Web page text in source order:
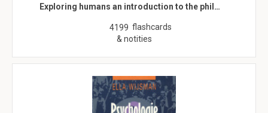
Exploring humans an introduction to the phil…
4199 flashcards
& notities